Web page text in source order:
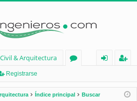
& Arquitectura
os
nt
ist
Registrarse
Índice principal Buscar